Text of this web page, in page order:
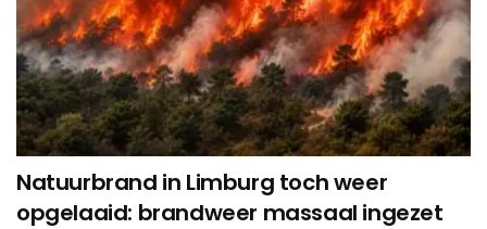
Natuurbrand in Limburg toch weer
opgelaaid: brandweer massaal ingezet